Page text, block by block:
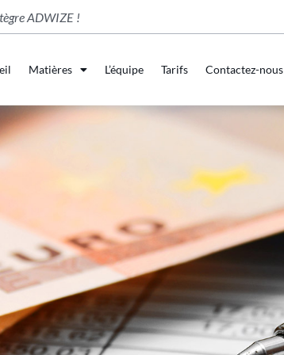
ADWIZE !
Matières L’équipe Tarifs Contactez-nous